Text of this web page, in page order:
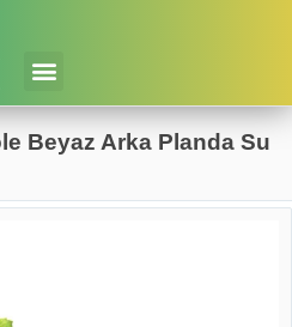
Beyaz Arka Planda Su